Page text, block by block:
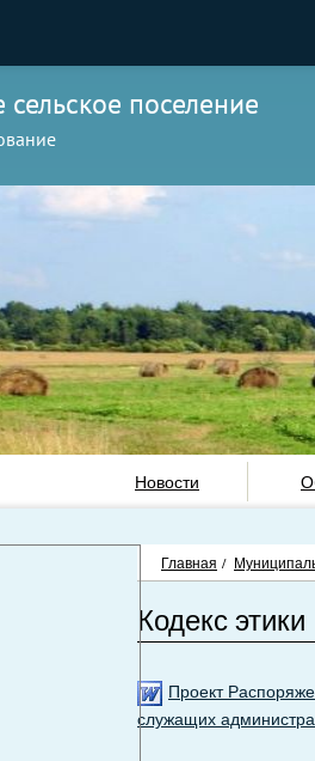
поселение
Новости
Главная /
Кодекс этики
Проект
служащих